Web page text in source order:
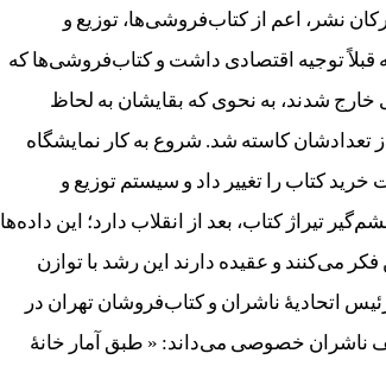
نشر، اعم از کتاب‌فروشی‌ها، توزیع و
توجیه اقتصادی داشت و کتاب‌فروشی‌ها که
خارج شدند، به نحوی که بقایشان به لحاظ
تعدادشان کاسته شد. شروع به کار نمایشگاه
و [شکل‌گیری فروشگاه‌های زنجیره‌ای کتاب در دهۀ ۸۰] عادت خرید کتاب را تغییر داد و سیستم توزیع و
افزایش چشم‌گیر تیراژ کتاب، بعد از انقلاب دارد؛ این داده‌ها
از اهالی نشر، جز این فکر می‌کنند و عقیده دارند این رشد با توازن
اتحادیۀ ناشران و کتاب‌فروشان تهران در
ناشران خصوصی می‌داند: « طبق آمار خانۀ